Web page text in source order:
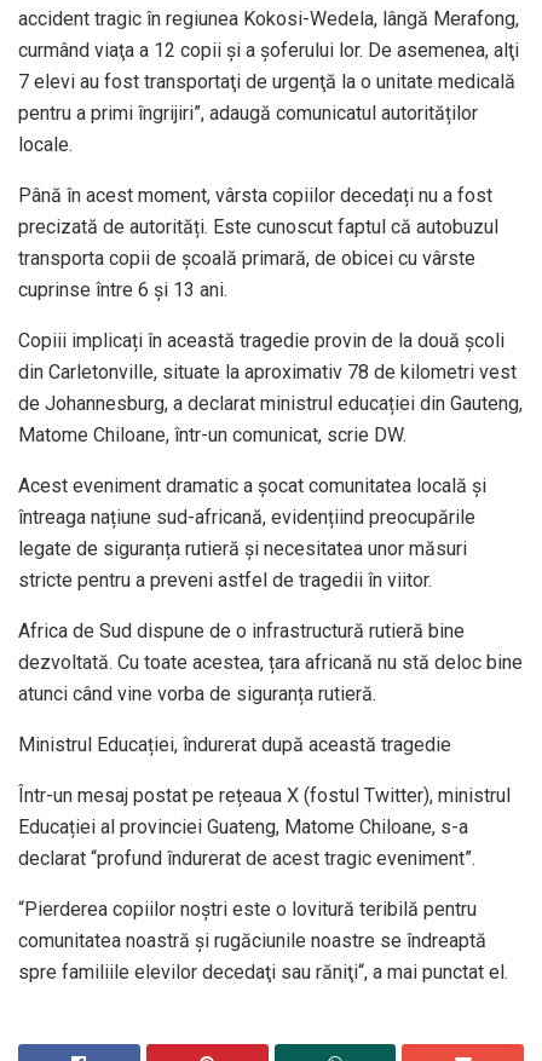
accident tragic în regiunea Kokosi-Wedela, lângă Merafong,
curmând viaţa a 12 copii şi a şoferului lor. De asemenea, alţi
7 elevi au fost transportaţi de urgenţă la o unitate medicală
pentru a primi îngrijiri”, adaugă comunicatul autorităților
locale.
Până în acest moment, vârsta copiilor decedați nu a fost
precizată de autorități. Este cunoscut faptul că autobuzul
transporta copii de școală primară, de obicei cu vârste
cuprinse între 6 şi 13 ani.
Copiii implicați în această tragedie provin de la două școli
din Carletonville, situate la aproximativ 78 de kilometri vest
de Johannesburg, a declarat ministrul educației din Gauteng,
Matome Chiloane, într-un comunicat, scrie DW.
Acest eveniment dramatic a șocat comunitatea locală și
întreaga națiune sud-africană, evidențiind preocupările
legate de siguranța rutieră și necesitatea unor măsuri
stricte pentru a preveni astfel de tragedii în viitor.
Africa de Sud dispune de o infrastructură rutieră bine
dezvoltată. Cu toate acestea, țara africană nu stă deloc bine
atunci când vine vorba de siguranța rutieră.
Ministrul Educației, îndurerat după această tragedie
Într-un mesaj postat pe rețeaua X (fostul Twitter), ministrul
Educației al provinciei Guateng, Matome Chiloane, s-a
declarat “profund îndurerat de acest tragic eveniment”.
“Pierderea copiilor noştri este o lovitură teribilă pentru
comunitatea noastră şi rugăciunile noastre se îndreaptă
spre familiile elevilor decedaţi sau răniţi“, a mai punctat el.